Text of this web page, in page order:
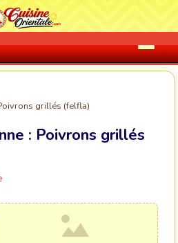
grillés (felfla)
: Poivrons grillés